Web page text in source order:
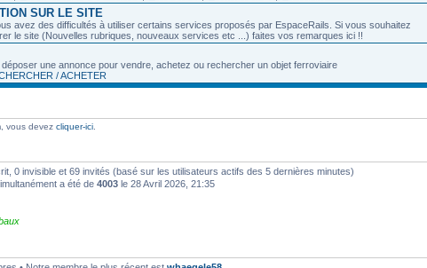
SUR LE SITE
avez des difficultés à utiliser certains services proposés par EspaceRails. Si vous souhaitez
le site (Nouvelles rubriques, nouveaux services etc ...) faites vos remarques ici !!
une annonce pour vendre, achetez ou rechercher un objet ferroviaire
/ ACHETER
vous devez cliquer-ici
0 invisible et 69 invités (basé sur les utilisateurs actifs des 5 dernières minutes)
a été de 4003 le 28 Avril 2026, 21:35